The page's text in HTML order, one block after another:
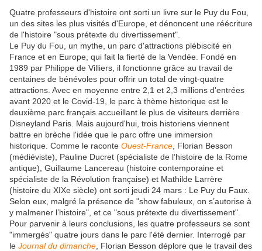
Quatre professeurs d'histoire ont sorti un livre sur le Puy du Fou,
un des sites les plus visités d'Europe, et dénoncent une réécriture
de l'histoire "sous prétexte du divertissement".
Le Puy du Fou, un mythe, un parc d'attractions plébiscité en
France et en Europe, qui fait la fierté de la Vendée. Fondé en
1989 par Philippe de Villiers, il fonctionne grâce au travail de
centaines de bénévoles pour offrir un total de vingt-quatre
attractions. Avec en moyenne entre 2,1 et 2,3 millions d'entrées
avant 2020 et le Covid-19, le parc à thème historique est le
deuxième parc français accueillant le plus de visiteurs derrière
Disneyland Paris. Mais aujourd'hui, trois historiens viennent
battre en brèche l'idée que le parc offre une immersion
historique. Comme le raconte Ouest-France , Florian Besson
(médiéviste), Pauline Ducret (spécialiste de l’histoire de la Rome
antique), Guillaume Lancereau (histoire contemporaine et
spécialiste de la Révolution française) et Mathilde Larrère
(histoire du XIXe siècle) ont sorti jeudi 24 mars : Le Puy du Faux.
Selon eux, malgré la présence de "show fabuleux, on s’autorise à
y malmener l’histoire", et ce "sous prétexte du divertissement".
Pour parvenir à leurs conclusions, les quatre professeurs se sont
"immergés" quatre jours dans le parc l'été dernier. Interrogé par
le Journal du dimanche , Florian Besson déplore que le travail des